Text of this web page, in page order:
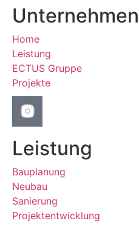
Unternehmen
Home
Leistung
ECTUS Gruppe
Projekte
Leistung
Bauplanung
Neubau
Sanierung
Projektentwicklung